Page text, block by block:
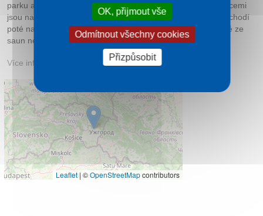
parku a to sedací bazén s geotermální vodou. Dalšími atrakcemi
jsou například skluzavky, divoká řeka či houpací záliv. V poschodí
poté navštivte wellness centrum, kde si odpočinete v některé ze
saun nebo si dopřejete příjemnou masáž.
Více informací: thermalparksirava.sk
Leaflet | ©OpenStreetMapcontributors
OK, přijmout vše
Odmítnout všechny cookies
Přizpůsobit